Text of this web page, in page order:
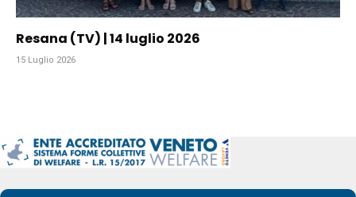
Resana (TV) | 14 luglio 2026
15 Luglio 2026